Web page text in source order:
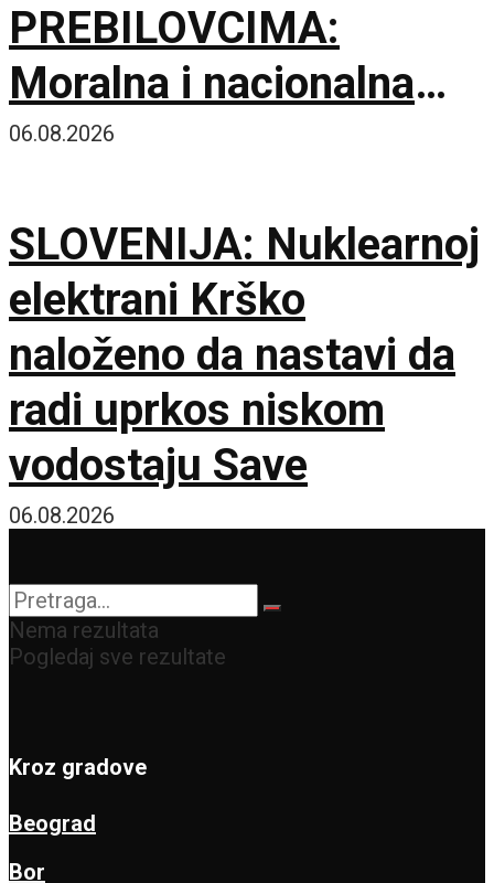
PREBILOVCIMA:
Moralna i nacionalna
dužnost je da čuvamo
genocidu
06.08.2026
SLOVENIJA: Nuklearnoj
elektrani Krško
naloženo da nastavi da
radi uprkos niskom
vodostaju Save
06.08.2026
Nema rezultata
Pogledaj sve rezultate
Kroz gradove
Beograd
Bor